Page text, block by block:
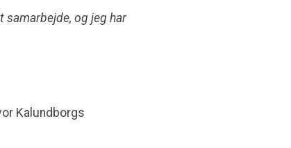
samarbejde, og jeg har
Kalundborgs